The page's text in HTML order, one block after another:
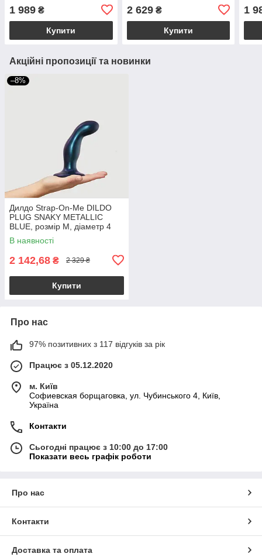
1 989 ₴
Купити
2 629₴
Купити
1
Акційні пропозиції та новинки
–8%
Дилдо Strap-On-Me DILDO
PLUG SNAKY METALLIC
BLUE, розмір M, діаметр 4
см, ввідна довжина 15,3 см
В наявності
2 142,68 ₴ 2 329 ₴
Купити
Про нас
97% позитивних з 117 відгуків за рік
Працює з 05.12.2020
м. Київ
Софиевская борщаговка, ул. Чубинського 4, Київ,
Україна
Контакти
Сьогодні працює з 10:00 до 17:00
Показати весь графік роботи
Про нас
Контакти
Доставка та оплата